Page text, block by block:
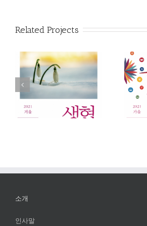
Related Projects
『생협평론』 2021 가
을(44호). 협동조합의
정체성
소개
인사말